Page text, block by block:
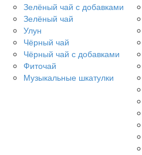
Зелёный чай с добавками
Зелёный чай
Улун
Чёрный чай
Чёрный чай с добавками
Фиточай
Музыкальные шкатулки